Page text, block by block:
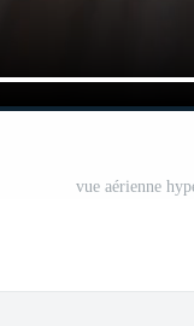
vue aérienne